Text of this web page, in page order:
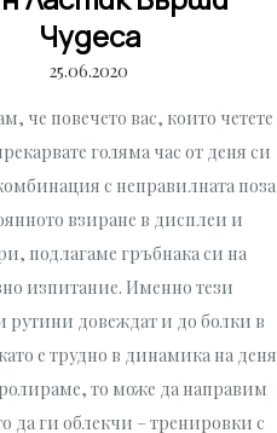
Чудеса
25.06.2020
че повечето вас, които четете
голяма час от деня си
с неправилната поза
взиране в дисплеи и
подлагаме гръбнака си на
изпитание. Именно тези
рутини довеждат и до болки в
е трудно в динамика на деня
то може да направим
да ги облекчи – тренировки с